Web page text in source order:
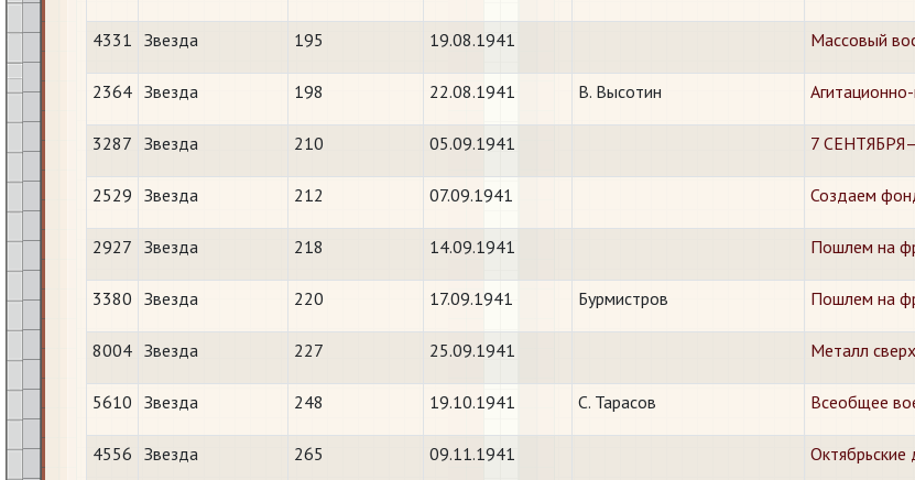
4331 Звезда 195 19.08.1941 Массовый
2364 Звезда 198 22.08.1941 В. Высотин
3287 Звезда 210 05.09.1941 7
2529 Звезда 212 07.09.1941 Создаем
2927 Звезда 218 14.09.1941 Пошлем на
3380 Звезда 220 17.09.1941 Бурмистров Пошлем на
8004 Звезда 227 25.09.1941 Металл
5610 Звезда 248 19.10.1941 С. Тарасов Всеобщее
4556 Звезда 265 09.11.1941 Октябрьские